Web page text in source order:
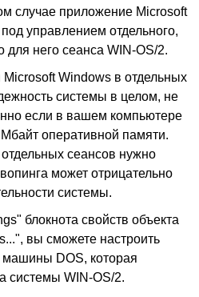
случае приложение Microsoft
управлением отдельного,
для него сеанса WIN-OS/2.
Windows в отдельных
системы в целом, не
если в вашем компьютере
оперативной памяти.
сеансов нужно
может отрицательно
системы.
блокнота свойств объекта
вы сможете настроить
DOS, которая
системы WIN-OS/2.